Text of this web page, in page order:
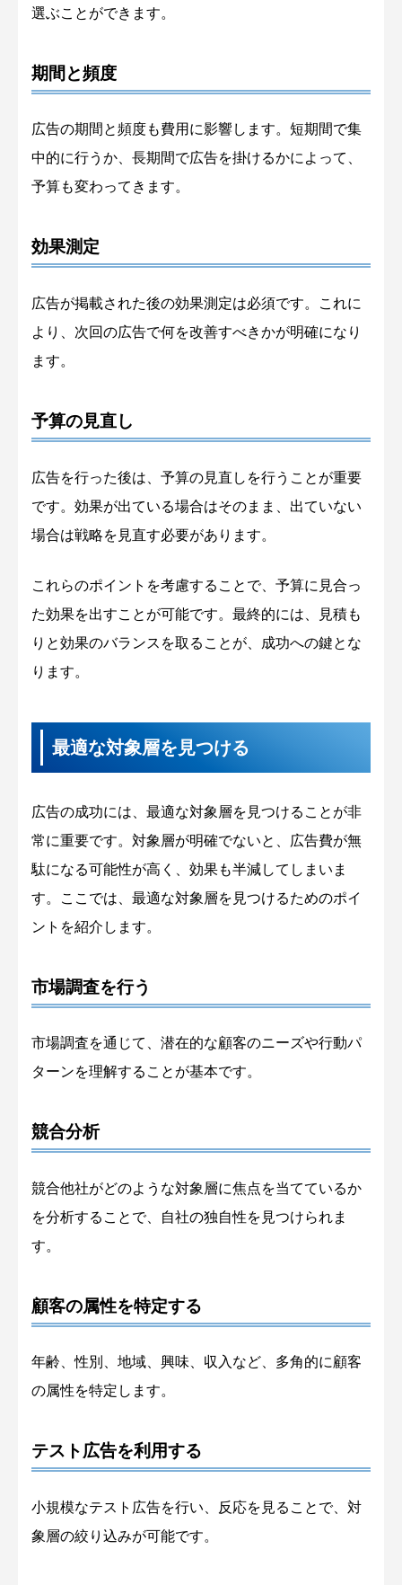
選ぶことができます。
期間と頻度
広告の期間と頻度も費用に影響します。短期間で集
中的に行うか、長期間で広告を掛けるかによって、
予算も変わってきます。
効果測定
広告が掲載された後の効果測定は必須です。これに
より、次回の広告で何を改善すべきかが明確になり
ます。
予算の見直し
広告を行った後は、予算の見直しを行うことが重要
です。効果が出ている場合はそのまま、出ていない
場合は戦略を見直す必要があります。
これらのポイントを考慮することで、予算に見合っ
た効果を出すことが可能です。最終的には、見積も
りと効果のバランスを取ることが、成功への鍵とな
ります。
最適な対象層を見つける
広告の成功には、最適な対象層を見つけることが非
常に重要です。対象層が明確でないと、広告費が無
駄になる可能性が高く、効果も半減してしまいま
す。ここでは、最適な対象層を見つけるためのポイ
ントを紹介します。
市場調査を行う
市場調査を通じて、潜在的な顧客のニーズや行動パ
ターンを理解することが基本です。
競合分析
競合他社がどのような対象層に焦点を当てているか
を分析することで、自社の独自性を見つけられま
す。
顧客の属性を特定する
年齢、性別、地域、興味、収入など、多角的に顧客
の属性を特定します。
テスト広告を利用する
小規模なテスト広告を行い、反応を見ることで、対
象層の絞り込みが可能です。